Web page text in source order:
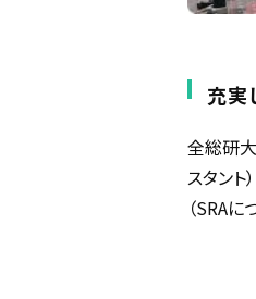
充実
全総研
スタント
（SRAに